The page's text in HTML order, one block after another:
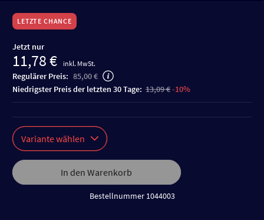
LETZTE CHANCE
Jetzt nur
11,78 € inkl. MwSt.
Regulärer Preis: 85,00 €
niedrigster Preis der letzten 30 Tage: 13,09 €-10%
Variante wählen
In den Warenkorb
Bestellnummer 1044003